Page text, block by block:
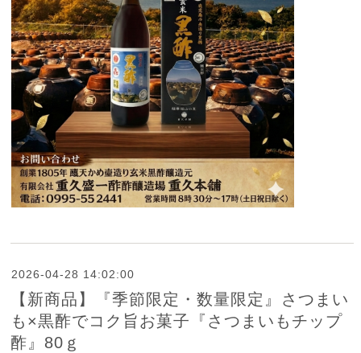
2026-04-28 14:02:00
【新商品】『季節限定・数量限定』さつまい
も×黒酢でコク旨お菓子『さつまいもチップ
酢』80ｇ